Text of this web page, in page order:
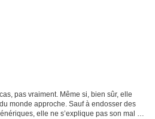
pas vraiment. Même si, bien sûr, elle
monde approche. Sauf à endosser des
elle ne s’explique pas son mal de